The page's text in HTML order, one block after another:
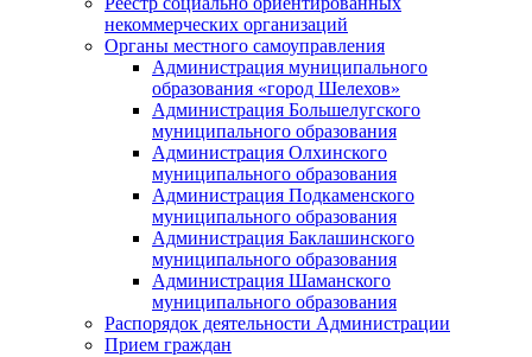
некоммерческих организаций
Органы местного самоуправления
Администрация муниципального
образования «город Шелехов»
Администрация Большелугского
муниципального образования
Администрация Олхинского
муниципального образования
Администрация Подкаменского
муниципального образования
Администрация Баклашинского
муниципального образования
Администрация Шаманского
муниципального образования
Распорядок деятельности Администрации
Прием граждан